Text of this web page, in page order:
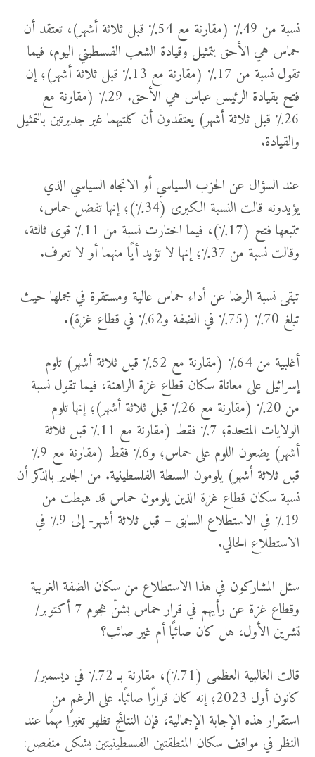
نسبة من 49٪ (مقارنة مع 54٪ قبل ثلاثة أشهر)، تعتقد أن
حماس هي الأحق بتمثيل وقيادة الشعب الفلسطيني اليوم، فيما
تقول نسبة من 17٪ (مقارنة مع 13٪ قبل ثلاثة أشهر)؛ إن
فتح بقيادة الرئيس عباس هي الأحق. 29٪ (مقارنة مع
26٪ قبل ثلاثة أشهر) يعتقدون أن كلتيهما غير جديرتين بالتمثيل
والقيادة.
عند السؤال عن الحزب السياسي أو الاتجاه السياسي الذي
يؤيدونه قالت النسبة الكبرى (34٪)؛ إنها تفضل حماس،
تتبعها فتح (17٪)، فيما اختارت نسبة من 11٪ قوى ثالثة،
وقالت نسبة من 37٪؛ إنها لا تؤيد أيًا منهما أو لا تعرف.
تبقى نسبة الرضا عن أداء حماس عالية ومستقرة في مجملها حيث
تبلغ 70٪ (75٪ في الضفة و62٪ في قطاع غزة).
أغلبية من 64٪ (مقارنة مع 52٪ قبل ثلاثة أشهر) تلوم
إسرائيل على معاناة سكان قطاع غزة الراهنة، فيما تقول نسبة
من 20٪ (مقارنة مع 26٪ قبل ثلاثة أشهر)؛ إنها تلوم
الولايات المتحدة؛ 7٪ فقط (مقارنة مع 11٪ قبل ثلاثة
أشهر) يضعون اللوم على حماس؛ و6٪ فقط (مقارنة مع 9٪
قبل ثلاثة أشهر) يلومون السلطة الفلسطينية. من الجدير بالذكر أن
نسبة سكان قطاع غزة الذين يلومون حماس قد هبطت من
19٪ في الاستطلاع السابق – قبل ثلاثة أشهر- إلى 9٪ في
الاستطلاع الحالي.
سئل المشاركون في هذا الاستطلاع من سكان الضفة الغربية
وقطاع غزة عن رأيهم في قرار حماس بشنّ هجوم 7 أكتوبر/
تشرين الأول، هل كان صائبًا أم غير صائب؟
قالت الغالبية العظمى (71٪)، مقارنة بـ 72٪ في ديسمبر/
كانون أول 2023؛ إنه كان قرارًا صائبًا. على الرغم من
استقرار هذه الإجابة الإجمالية، فإن النتائج تظهر تغيرًا مهمًا عند
النظر في مواقف سكان المنطقتين الفلسطينيتين بشكل منفصل: